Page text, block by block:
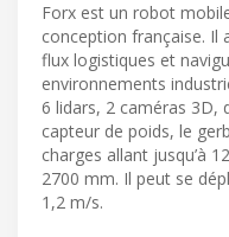
Forx est un robot
conception française. Il
flux logistiques et
environnements
6 lidars, 2 caméras 3D,
capteur de poids, le
charges allant jusqu’à
2700 mm. Il peut se
1,2 m/s.